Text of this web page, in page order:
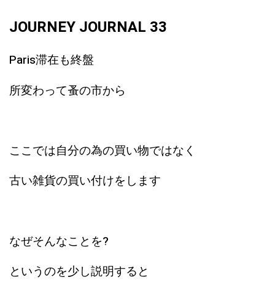
JOURNEY JOURNAL 33
Paris滞在も終盤
所変わって蚤の市から
ここでは自分の為の買い物ではなく
古い雑貨の買い付けをします
なぜそんなことを?
というのを少し説明すると